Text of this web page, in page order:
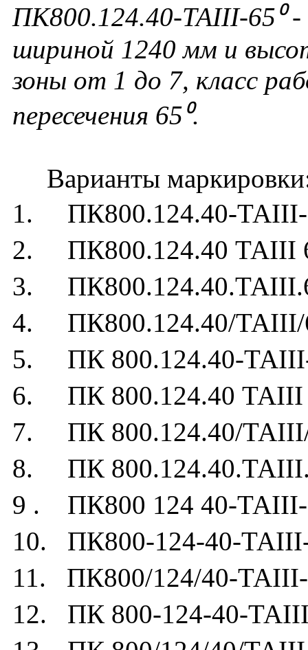
ПК800.124.40-ТАIII-65⁰ -
шириной 1240 мм и
зоны от 1 до 7, класс
пересечения 65⁰.
Варианты
1. ПК800.124.40-ТАIII-
2. ПК800.124.40 ТАIII
3.
4. ПК800.124.40/ТАIII/
5. ПК 800.124.40-
6. ПК 800.124.40 ТАIII
7. ПК 800.124.40/ТАIII/
8. ПК
9 . ПК800 124 40-ТАIII-
10. ПК800-124-40-
11. ПК800/124/40-ТАIII-
12. ПК 800-124-40-